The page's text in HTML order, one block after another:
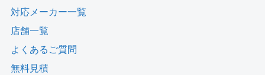
対応メーカー一覧
店舗一覧
よくあるご質問
無料見積